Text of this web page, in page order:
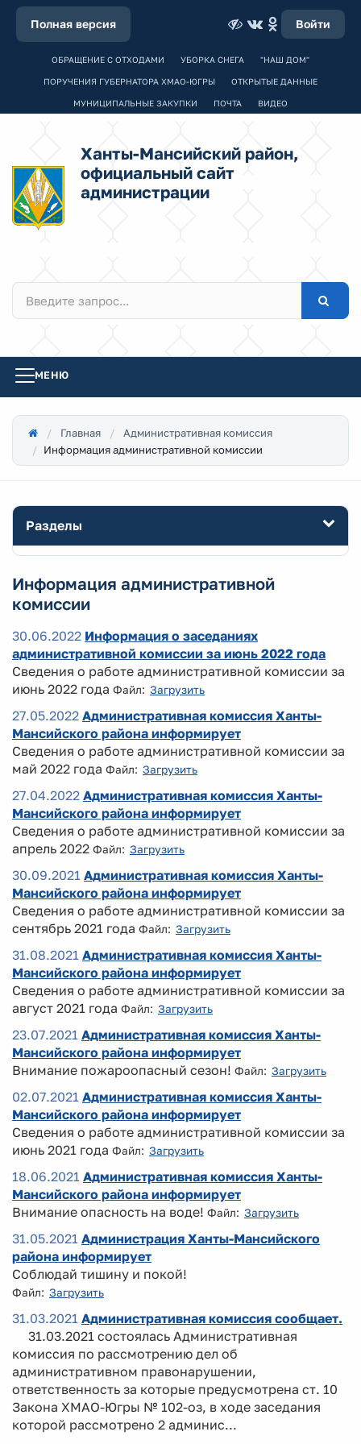
Полная версия Войти
ОБРАЩЕНИЕ С ОТХОДАМИ УБОРКА СНЕГА "НАШ ДОМ"
ПОРУЧЕНИЯ ГУБЕРНАТОРА ХМАО-ЮГРЫ ОТКРЫТЫЕ ДАННЫЕ
МУНИЦИПАЛЬНЫЕ ЗАКУПКИ ПОЧТА ВИДЕО
Ханты-Мансийский район,
официальный сайт
администрации
МЕНЮ
Главная
Административная комиссия
Информация административной комиссии
Разделы
Информация административной
комиссии
30.06.2022 Информация о заседаниях
административной комиссии за июнь 2022 года
Сведения о работе административной комиссии за
июнь 2022 года Файл: Загрузить
27.05.2022 Административная комиссия Ханты-
Мансийского района информирует
Сведения о работе административной комиссии за
май 2022 года Файл: Загрузить
27.04.2022 Административная комиссия Ханты-
Мансийского района информирует
Сведения о работе административной комиссии за
апрель 2022 Файл: Загрузить
30.09.2021 Административная комиссия Ханты-
Мансийского района информирует
Сведения о работе административной комиссии за
сентябрь 2021 года Файл: Загрузить
31.08.2021 Административная комиссия Ханты-
Мансийского района информирует
Сведения о работе административной комиссии за
август 2021 года Файл: Загрузить
23.07.2021 Административная комиссия Ханты-
Мансийского района информирует
Внимание пожароопасный сезон! Файл: Загрузить
02.07.2021 Административная комиссия Ханты-
Мансийского района информирует
Сведения о работе административной комиссии за
июнь 2021 года Файл: Загрузить
18.06.2021 Административная комиссия Ханты-
Мансийского района информирует
Внимание опасность на воде! Файл: Загрузить
31.05.2021 Администрация Ханты-Мансийского
района информирует
Соблюдай тишину и покой!
Файл: Загрузить
31.03.2021 Административная комиссия сообщает.
31.03.2021 состоялась Административная
комиссия по рассмотрению дел об
административном правонарушении,
ответственность за которые предусмотрена ст. 10
Закона ХМАО-Югры № 102-оз, в ходе заседания
которой рассмотрено 2 админис...